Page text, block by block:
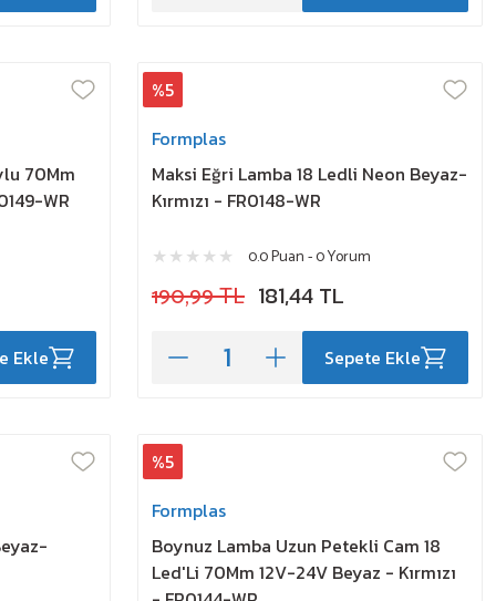
70Mm
WR
Ekle
%5
Formplas
Maksi Eğri Lamba 18 Ledli Neon Beyaz-
Kırmızı - FR0148-WR
0.0 Puan - 0 Yorum
190,99 TL 181,44 TL
Sepete Ekle
%5
Formplas
Boynuz Lamba Uzun Petekli Cam 18
Led'Li 70Mm 12V-24V Beyaz - Kırmızı